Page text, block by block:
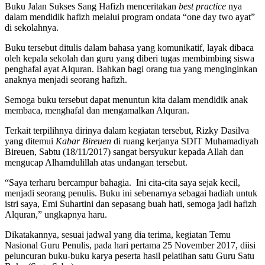
Buku Jalan Sukses Sang Hafizh menceritakan best practice nya
dalam mendidik hafizh melalui program ondata “one day two ayat”
di sekolahnya.
Buku tersebut ditulis dalam bahasa yang komunikatif, layak dibaca
oleh kepala sekolah dan guru yang diberi tugas membimbing siswa
penghafal ayat Alquran. Bahkan bagi orang tua yang menginginkan
anaknya menjadi seorang hafizh.
Semoga buku tersebut dapat menuntun kita dalam mendidik anak
membaca, menghafal dan mengamalkan Alquran.
Terkait terpilihnya dirinya dalam kegiatan tersebut, Rizky Dasilva
yang ditemui Kabar Bireuen di ruang kerjanya SDIT Muhamadiyah
Bireuen, Sabtu (18/11/2017) sangat bersyukur kepada Allah dan
mengucap Alhamdulillah atas undangan tersebut.
“Saya terharu bercampur bahagia. Ini cita-cita saya sejak kecil,
menjadi seorang penulis. Buku ini sebenarnya sebagai hadiah untuk
istri saya, Emi Suhartini dan sepasang buah hati, semoga jadi hafizh
Alquran,” ungkapnya haru.
Dikatakannya, sesuai jadwal yang dia terima, kegiatan Temu
Nasional Guru Penulis, pada hari pertama 25 November 2017, diisi
peluncuran buku-buku karya peserta hasil pelatihan satu Guru Satu